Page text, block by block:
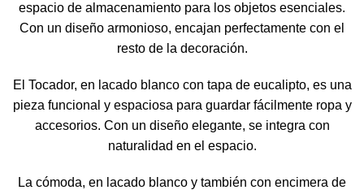
espacio de almacenamiento para los objetos esenciales.
Con un diseño armonioso, encajan perfectamente con el
resto de la decoración.
El Tocador, en lacado blanco con tapa de eucalipto, es una
pieza funcional y espaciosa para guardar fácilmente ropa y
accesorios. Con un diseño elegante, se integra con
naturalidad en el espacio.
La cómoda, en lacado blanco y también con encimera de